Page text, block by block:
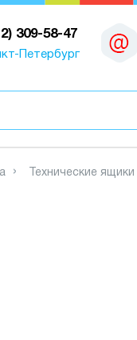
309-58-47
Петербург
Технические ящики